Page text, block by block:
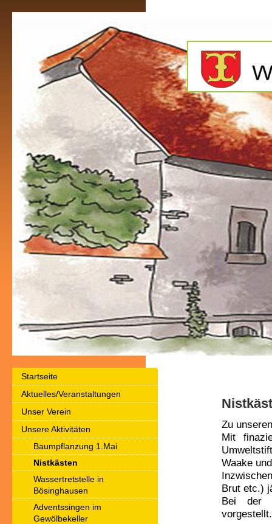
Zu
Mit
Waake
Brut etc.)
Bei der
vorgestellt.
Startseite
Aktuelles/Veranstaltungen
Unser Verein
Unsere Aktivitäten
Baumpflanzung 1.Mai
Nistkästen
Wassertretstelle in
Bösinghausen
Adventssingen im
Gewölbekeller